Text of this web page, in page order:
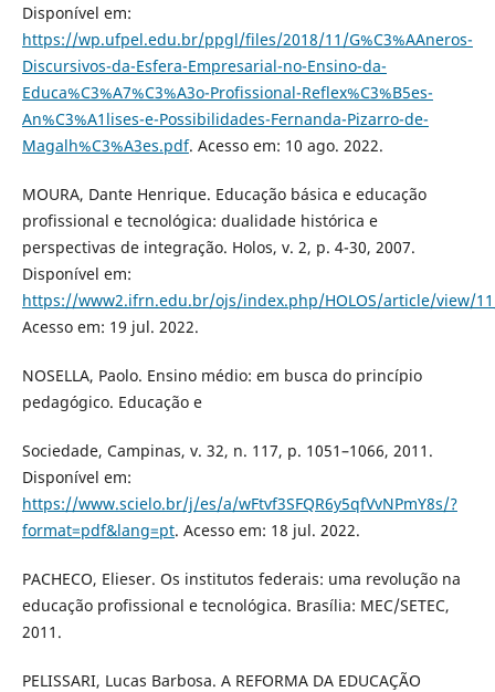
Disponível em:
https://wp.ufpel.edu.br/ppgl/files/2018/11/G%C3%AAneros-
Discursivos-da-Esfera-Empresarial-no-Ensino-da-
Educa%C3%A7%C3%A3o-Profissional-Reflex%C3%B5es-
An%C3%A1lises-e-Possibilidades-Fernanda-Pizarro-de-
Magalh%C3%A3es.pdf. Acesso em: 10 ago. 2022.
MOURA, Dante Henrique. Educação básica e educação
profissional e tecnológica: dualidade histórica e
perspectivas de integração. Holos, v. 2, p. 4-30, 2007.
Disponível em:
https://www2.ifrn.edu.br/ojs/index.php/HOLOS/article/view/
Acesso em: 19 jul. 2022.
NOSELLA, Paolo. Ensino médio: em busca do princípio
pedagógico. Educação e
Sociedade, Campinas, v. 32, n. 117, p. 1051–1066, 2011.
Disponível em:
https://www.scielo.br/j/es/a/wFtvf3SFQR6y5qfVvNPmY8s/?
format=pdf&lang=pt. Acesso em: 18 jul. 2022.
PACHECO, Elieser. Os institutos federais: uma revolução na
educação profissional e tecnológica. Brasília: MEC/SETEC,
2011.
PELISSARI, Lucas Barbosa. A REFORMA DA EDUCAÇÃO